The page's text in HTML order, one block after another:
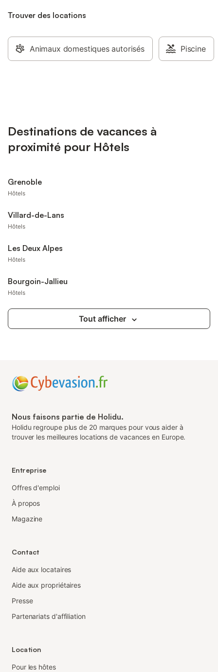
Trouver des locations
Animaux domestiques autorisés Piscine
Destinations de vacances à
proximité pour Hôtels
Grenoble
Hôtels
Villard-de-Lans
Hôtels
Les Deux Alpes
Hôtels
Bourgoin-Jallieu
Hôtels
Tout afficher
Nous faisons partie de Holidu.
Holidu regroupe plus de 20 marques pour vous aider à
trouver les meilleures locations de vacances en Europe.
Entreprise
Offres d'emploi
À propos
Magazine
Contact
Aide aux locataires
Aide aux propriétaires
Presse
Partenariats d'affiliation
Location
Pour les hôtes